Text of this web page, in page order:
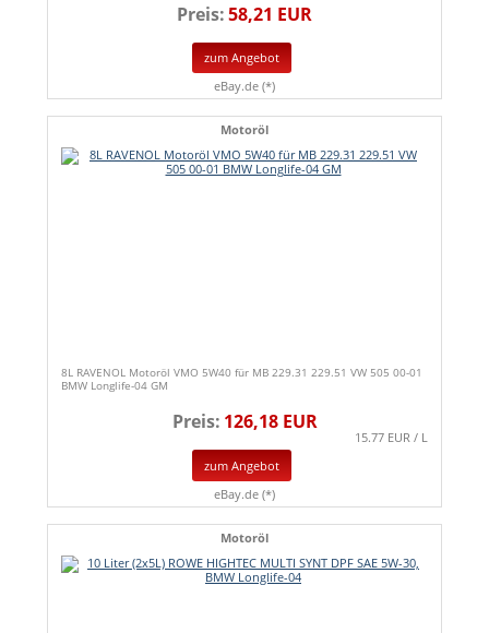
Preis:58,21 EUR
zum Angebot
eBay.de (*)
Motoröl
8L RAVENOL Motoröl VMO 5W40 für MB 229.31 229.51 VW 505 00-01
BMW Longlife-04 GM
Preis: 126,18 EUR
15.77 EUR / L
zum Angebot
eBay.de (*)
Motoröl